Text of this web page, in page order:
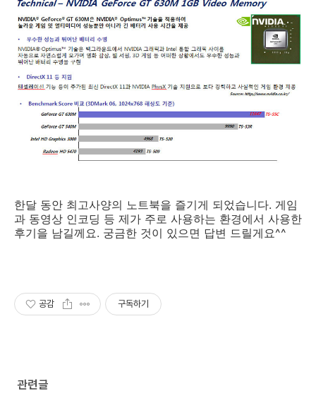
한달 동안 최고사양의 노트북을 즐기게 되었습니다. 게임
과 동영상 인코딩 등 제가 주로 사용하는 환경에서 사용한
후기을 남길께요. 궁금한 것이 있으면 답변 드릴게요^^
공감 구독하기
관련글